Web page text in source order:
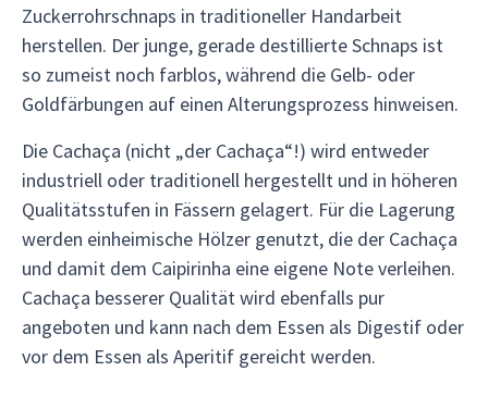
Zuckerrohrschnaps in traditioneller Handarbeit
herstellen. Der junge, gerade destillierte Schnaps ist
so zumeist noch farblos, während die Gelb- oder
Goldfärbungen auf einen Alterungsprozess hinweisen.
Die Cachaça (nicht „der Cachaça“!) wird entweder
industriell oder traditionell hergestellt und in höheren
Qualitätsstufen in Fässern gelagert. Für die Lagerung
werden einheimische Hölzer genutzt, die der Cachaça
und damit dem Caipirinha eine eigene Note verleihen.
Cachaça besserer Qualität wird ebenfalls pur
angeboten und kann nach dem Essen als Digestif oder
vor dem Essen als Aperitif gereicht werden.